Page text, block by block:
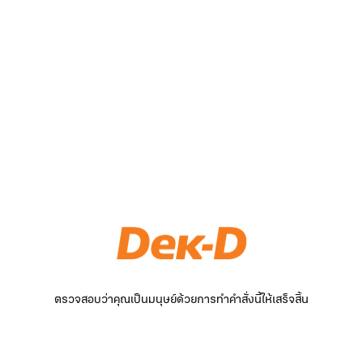
ตรวจสอบว่าคุณเป็นมนุษย์ด้วยการทำคำสั่งนี้ให้เสร็จสิ้น